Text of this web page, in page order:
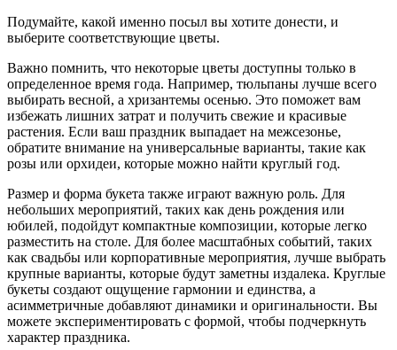
Подумайте, какой именно посыл вы хотите донести, и
выберите соответствующие цветы.
Важно помнить, что некоторые цветы доступны только в
определенное время года. Например, тюльпаны лучше всего
выбирать весной, а хризантемы осенью. Это поможет вам
избежать лишних затрат и получить свежие и красивые
растения. Если ваш праздник выпадает на межсезонье,
обратите внимание на универсальные варианты, такие как
розы или орхидеи, которые можно найти круглый год.
Размер и форма букета также играют важную роль. Для
небольших мероприятий, таких как день рождения или
юбилей, подойдут компактные композиции, которые легко
разместить на столе. Для более масштабных событий, таких
как свадьбы или корпоративные мероприятия, лучше выбрать
крупные варианты, которые будут заметны издалека. Круглые
букеты создают ощущение гармонии и единства, а
асимметричные добавляют динамики и оригинальности. Вы
можете экспериментировать с формой, чтобы подчеркнуть
характер праздника.